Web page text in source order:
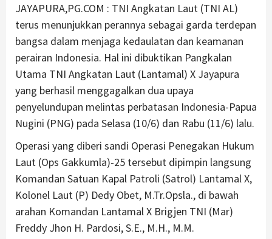
JAYAPURA,PG.COM : TNI Angkatan Laut (TNI AL)
terus menunjukkan perannya sebagai garda terdepan
bangsa dalam menjaga kedaulatan dan keamanan
perairan Indonesia. Hal ini dibuktikan Pangkalan
Utama TNI Angkatan Laut (Lantamal) X Jayapura
yang berhasil menggagalkan dua upaya
penyelundupan melintas perbatasan Indonesia-Papua
Nugini (PNG) pada Selasa (10/6) dan Rabu (11/6) lalu.
Operasi yang diberi sandi Operasi Penegakan Hukum
Laut (Ops Gakkumla)-25 tersebut dipimpin langsung
Komandan Satuan Kapal Patroli (Satrol) Lantamal X,
Kolonel Laut (P) Dedy Obet, M.Tr.Opsla., di bawah
arahan Komandan Lantamal X Brigjen TNI (Mar)
Freddy Jhon H. Pardosi, S.E., M.H., M.M.